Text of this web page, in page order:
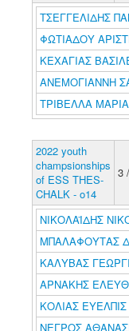
ΤΣΕΓΓΕΛΙΔΗΣ
ΦΩΤΙΑΔΟΥ
ΚΕΧΑΓΙΑΣ
ΑΝΕΜΟΓΙΑΝΝΗ
ΤΡΙΒΕΛΛΑ ΜΑΡΙΑ
2022 youth
champsionships
of ESS THES-
CHALK - o14
3
ΝΙΚΟΛΑΪΔΗΣ
ΜΠΑΛΑΦΟΥΤΑΣ
ΚΑΛΥΒΑΣ
ΑΡΝΑΚΗΣ
ΚΟΛΙΑΣ ΕΥΕΛΠΙΣ
ΝΕΓΡΟΣ